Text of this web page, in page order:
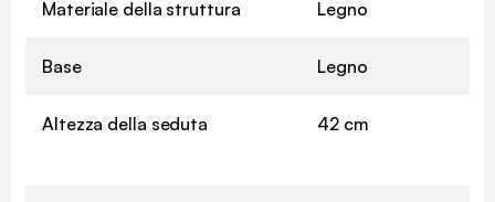
Materiale della struttura Legno
Base Legno
Altezza della seduta 42 cm